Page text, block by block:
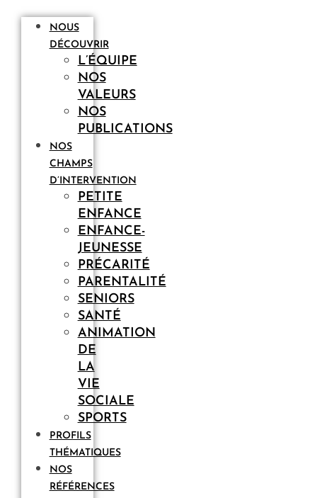
NOUS
DÉCOUVRIR
L’ÉQUIPE
NOS
VALEURS
NOS
PUBLICATIONS
NOS
CHAMPS
D’INTERVENTION
PETITE
ENFANCE
ENFANCE-
JEUNESSE
PRÉCARITÉ
PARENTALITÉ
SENIORS
SANTÉ
ANIMATION
DE
LA
VIE
SOCIALE
SPORTS
PROFILS
THÉMATIQUES
NOS
RÉFÉRENCES